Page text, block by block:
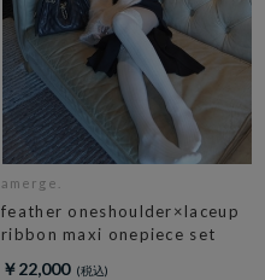
amerge.
feather oneshoulder×laceup
ribbon maxi onepiece set
￥22,000